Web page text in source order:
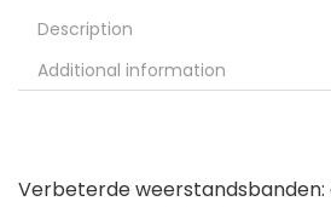
Description
Additional information
Verbeterde weerstandsbanden: